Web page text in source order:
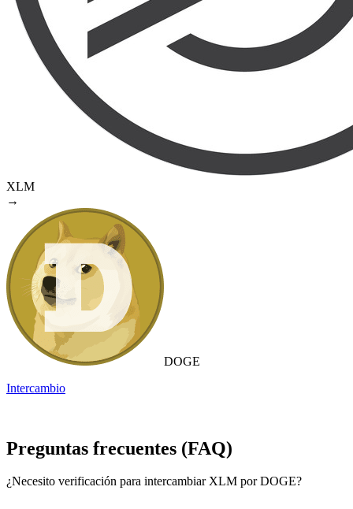
XLM
→
DOGE
Intercambio
Preguntas frecuentes (FAQ)
¿Necesito verificación para intercambiar XLM por DOGE?